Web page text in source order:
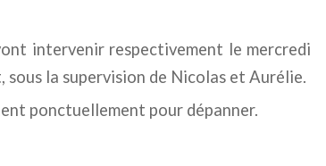
intervenir respectivement le mercredi
la supervision de Nicolas et Aurélie.
ponctuellement pour dépanner.